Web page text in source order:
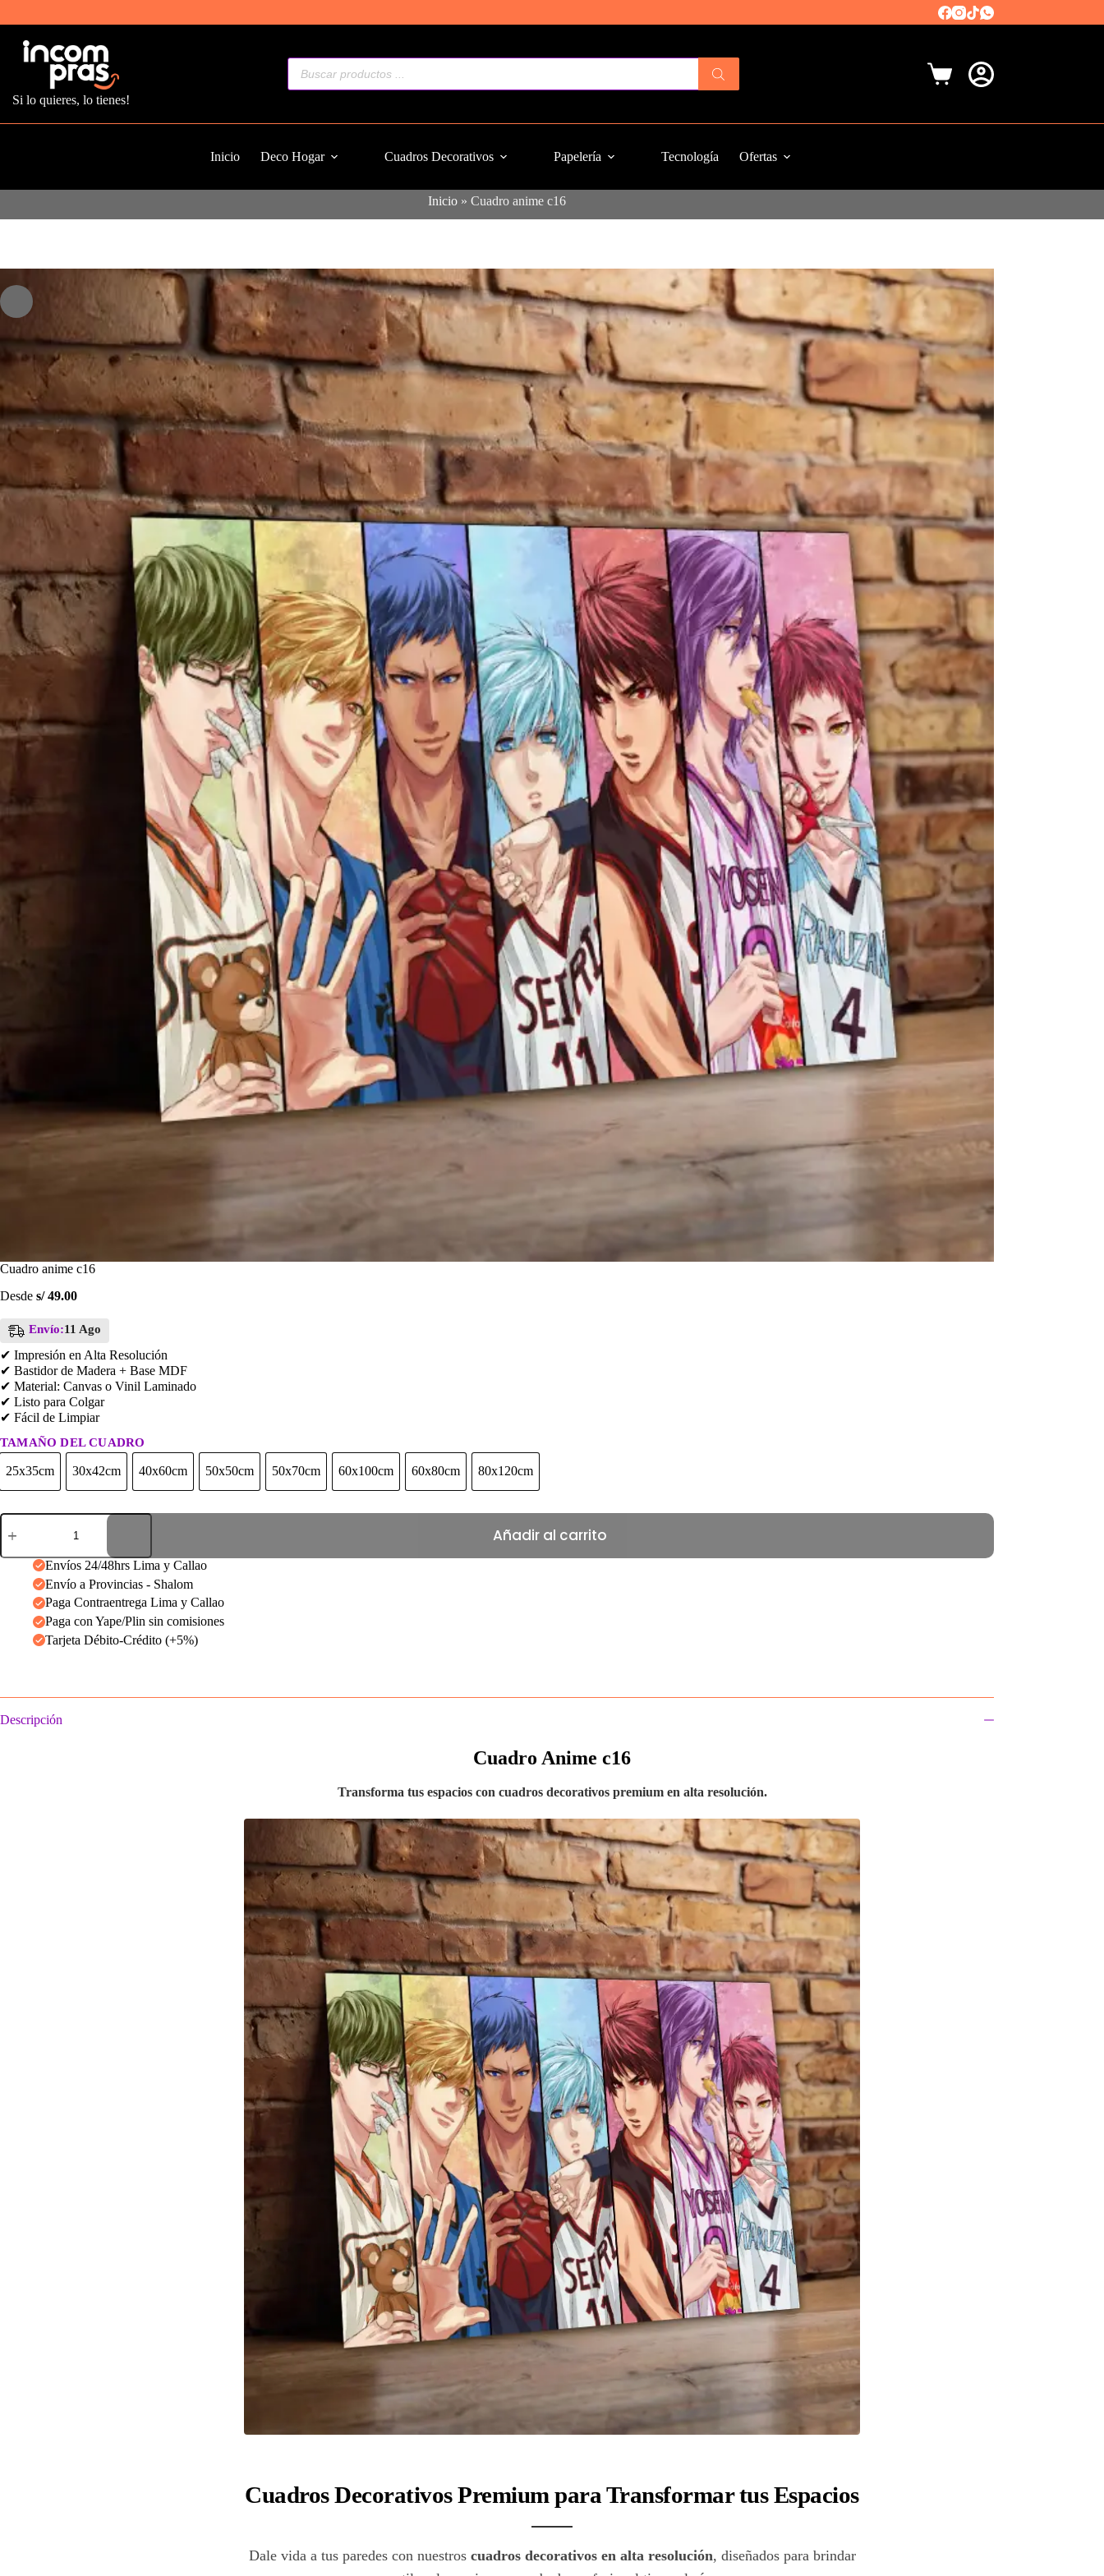
Si lo quieres, lo tienes!
Búsqueda
productos
Carro
Inicio Deco Hogar Cuadros Decorativos Papelería Tecnología Ofertas
Inicio» Cuadro anime c16
Cuadro anime c16
Desde s/49.00
Envío:11 Ago
✔ Impresión en Alta Resolución
✔ Bastidor de Madera + Base MDF
✔ Material: Canvas o Vinil Laminado
✔ Listo para Colgar
✔ Fácil de Limpiar
TAMAÑO DEL CUADRO
25x35cm25x35cm30x42cm30x42cm40x60cm40x60cm50x50cm50x50cm50x70cm50x70cm60x100cm60x100cm60x80cm60x80cm80x120cm
80x120cm
Cuadro
anime
cantidad
Añadir al carrito
Envíos 24/48hrs Lima y Callao
Envío a Provincias - Shalom
Paga Contraentrega Lima y Callao
Paga con Yape/Plin sin comisiones
Tarjeta Débito-Crédito (+5%)
Descripción
Cuadro Anime c16
Transforma tus espacios con cuadros decorativos premium en alta resolución.
Cuadros Decorativos Premium para Transformar tus Espacios
Dale vida a tus paredes con nuestros cuadros decorativos en alta resolución, diseñados para brindar